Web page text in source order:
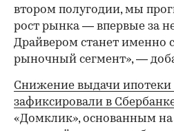
втором полугодии, мы
рост рынка — впервые за
Драйвером станет именно
рыночный сегмент», —
Снижение выдачи ипотеки
зафиксировали в
«Домклик», основанным на